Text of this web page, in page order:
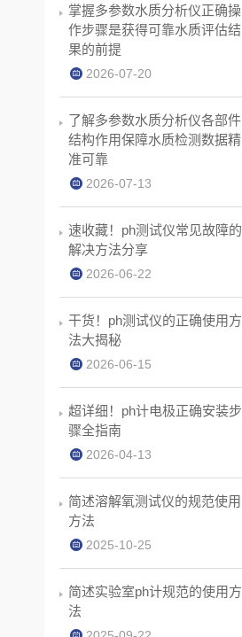
掌握多参数水质分析仪正确操
作步骤是获得可靠水质评估结
果的前提
2026-07-20
了解多参数水质分析仪各部件
结构作用保障水质检测数据精
准可靠
2026-07-13
速收藏！ph测试仪常见故障的
解决方法分享
2026-06-22
干货！ph测试仪的正确使用方
法大揭秘
2026-06-15
超详细！ph计电极正确安装步
骤全指南
2026-04-13
简述溶解氧测试仪的规范使用
方法
2025-10-25
简述实验室ph计规范的使用方
法